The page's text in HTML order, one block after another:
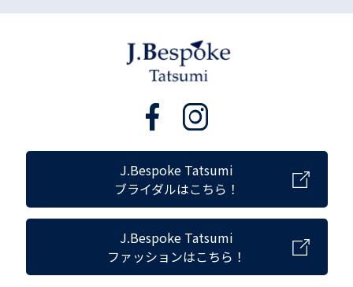
J.Bespoke Tatsumi
ブライダルはこちら！
J.Bespoke Tatsumi
ファッションはこちら！